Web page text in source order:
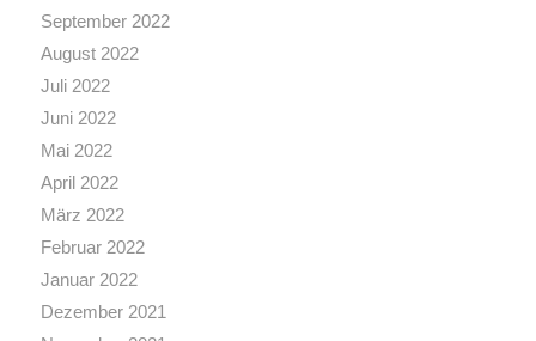
September 2022
August 2022
Juli 2022
Juni 2022
Mai 2022
April 2022
März 2022
Februar 2022
Januar 2022
Dezember 2021